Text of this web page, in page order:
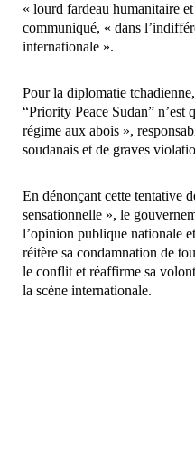
« lourd fardeau humanitaire
communiqué, « dans
internationale ».
Pour la diplomatie
“Priority Peace Sudan” n’est
régime aux abois »,
soudanais et de graves
En dénonçant cette tentative
sensationnelle », le
l’opinion publique nationale
réitère sa condamnation de
le conflit et réaffirme sa
la scène internationale.